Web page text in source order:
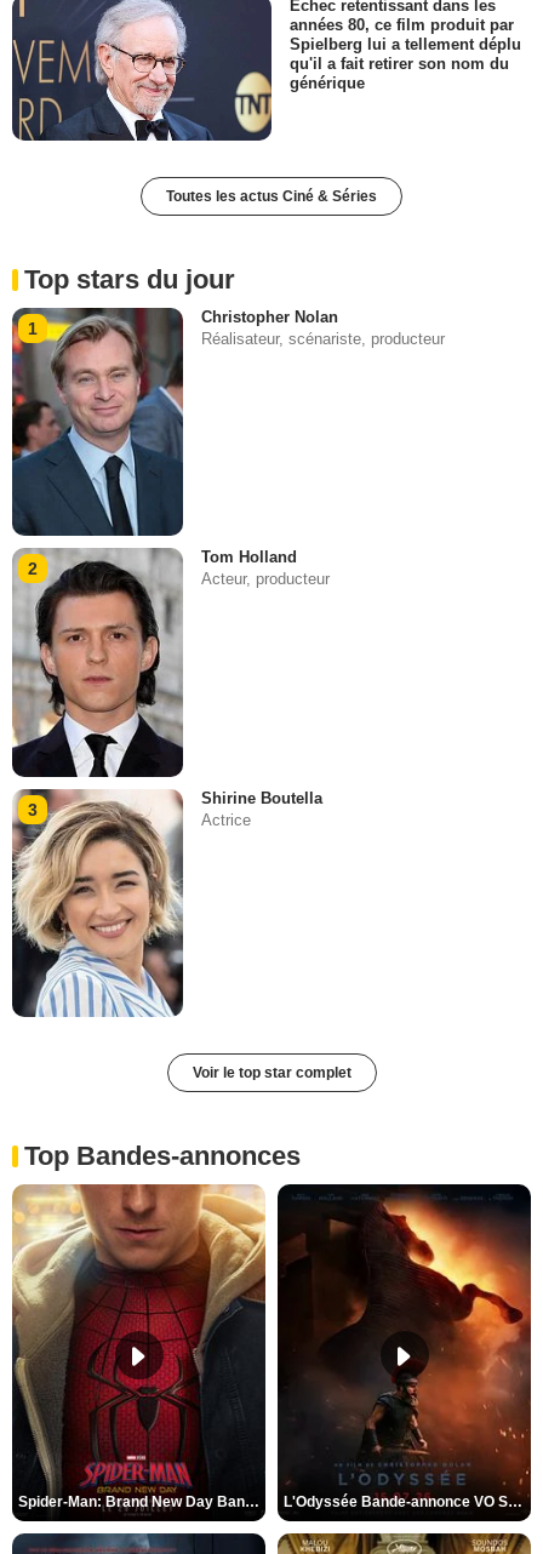
Échec retentissant dans les
années 80, ce film produit par
Spielberg lui a tellement déplu
qu'il a fait retirer son nom du
générique
Toutes les actus Ciné & Séries
Top stars du jour
1
Christopher Nolan
Réalisateur, scénariste, producteur
2
Tom Holland
Acteur, producteur
3
Shirine Boutella
Actrice
Voir le top star complet
Top Bandes-annonces
Spider-Man: Brand New Day Bande-annonce VO STFR L'Odyssée Bande-annonce VO STFR